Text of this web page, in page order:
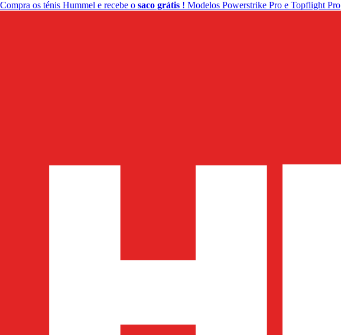
Compra os ténis Hummel e recebe o saco grátis ! Modelos Powerstrike Pro e Topflight Pro